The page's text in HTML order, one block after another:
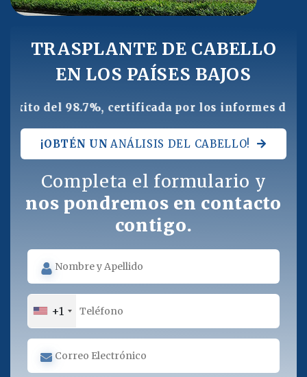
TRASPLANTE DE CABELLO
EN LOS PAÍSES BAJOS
certificada por los informes de la Inspección
¡OBTÉN UN ANÁLISIS DEL CABELLO!
Completa el formulario y
nos pondremos en contacto
contigo.
+1